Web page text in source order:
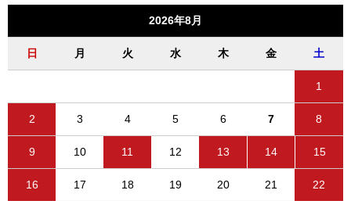
2026年8月
日 月 火 水 木 金 土
1
2 3 4 5 6 7 8
9 10 11 12 13 14 15
16 17 18 19 20 21 22